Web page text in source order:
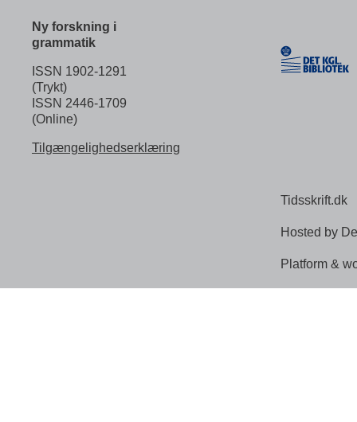
Ny forskning i
grammatik
ISSN 1902-1291
(Trykt)
ISSN 2446-1709
(Online)
Tilgængelighedserklæring